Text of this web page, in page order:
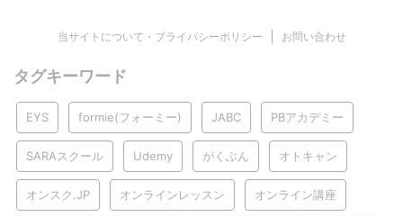
当サイトについて・プライバシーポリシー お問い合わせ
タグキーワード
EYS formie(フォーミー) JABC PBアカデミー
SARAスクール Udemy がくぶん オトキャン
オンスク.JP オンラインレッスン オンライン講座